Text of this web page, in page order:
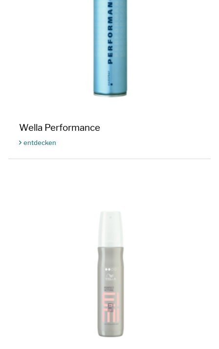
Wella Performance
entdecken